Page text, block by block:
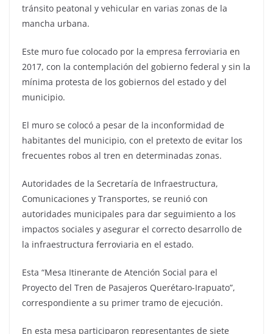
tránsito peatonal y vehicular en varias zonas de la
mancha urbana.
Este muro fue colocado por la empresa ferroviaria en
2017, con la contemplación del gobierno federal y sin la
mínima protesta de los gobiernos del estado y del
municipio.
El muro se colocó a pesar de la inconformidad de
habitantes del municipio, con el pretexto de evitar los
frecuentes robos al tren en determinadas zonas.
Autoridades de la Secretaría de Infraestructura,
Comunicaciones y Transportes, se reunió con
autoridades municipales para dar seguimiento a los
impactos sociales y asegurar el correcto desarrollo de
la infraestructura ferroviaria en el estado.
Esta “Mesa Itinerante de Atención Social para el
Proyecto del Tren de Pasajeros Querétaro-Irapuato”,
correspondiente a su primer tramo de ejecución.
En esta mesa participaron representantes de siete